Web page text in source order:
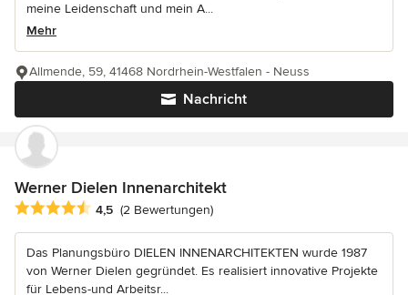
meine Leidenschaft und mein A...
Mehr
Nachricht
Allmende, 59, 41468 Nordrhein-Westfalen - Neuss
Werner Dielen Innenarchitekt
Durchschnittliche Bewertung: 4.5 von 5 Sternen
4,5 (2 Bewertungen)
Das Planungsbüro DIELEN INNENARCHITEKTEN wurde 1987
von Werner Dielen gegründet. Es realisiert innovative Projekte
für Lebens-und Arbeitsr...